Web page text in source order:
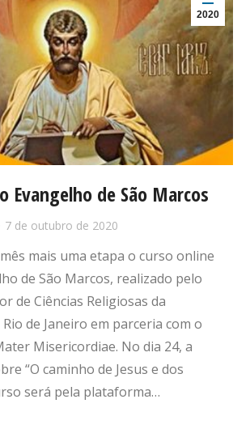
2020
Evangelho de São Marcos
7 de outubro de 2020
mais uma etapa o curso online
de São Marcos, realizado pelo
de Ciências Religiosas da
de Janeiro em parceria com o
Misericordiae. No dia 24, a
“O caminho de Jesus e dos
será pela plataforma…